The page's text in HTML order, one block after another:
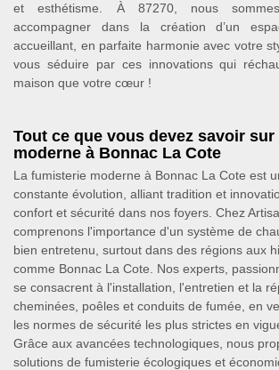
et esthétisme. À 87270, nous
accompagner dans la création d’un
accueillant, en parfaite harmonie avec votre
vous séduire par ces innovations qui
maison que votre cœur !
Tout ce que vous devez savoir
moderne à Bonnac La Cote
La fumisterie moderne à Bonnac La Cote est
constante évolution, alliant tradition et
confort et sécurité dans nos foyers. Chez
comprenons l'importance d'un système de
bien entretenu, surtout dans des régions aux
comme Bonnac La Cote. Nos experts,
se consacrent à l'installation, l'entretien et la
cheminées, poêles et conduits de fumée, en
les normes de sécurité les plus strictes en
Grâce aux avancées technologiques, nous
solutions de fumisterie écologiques et